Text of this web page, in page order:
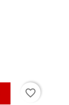
favorite_border